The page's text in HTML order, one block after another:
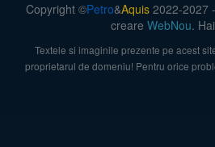
Copyright ©Petro&Aquis 2022-2027
creare WebNou.
Textele si imaginile prezente pe acest
proprietarul de domeniu! Pentru orice